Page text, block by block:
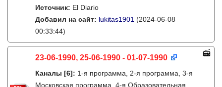
Источник: El Diario
Добавил на сайт: lukitas1901 (2024-06-08
00:33:44)
23-06-1990, 25-06-1990 - 01-07-1990
Каналы [6]: 1-я программа, 2-я программа, 3-я
Московская программа, 4-я Образовательная